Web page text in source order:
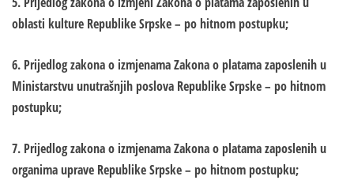
oblasti kulture Republike Srpske – po hitnom postupku;
6. Prijedlog zakona o izmjenama Zakona o platama zaposlenih u
Ministarstvu unutrašnjih poslova Republike Srpske – po hitnom
postupku;
7. Prijedlog zakona o izmjenama Zakona o platama zaposlenih u
organima uprave Republike Srpske – po hitnom postupku;